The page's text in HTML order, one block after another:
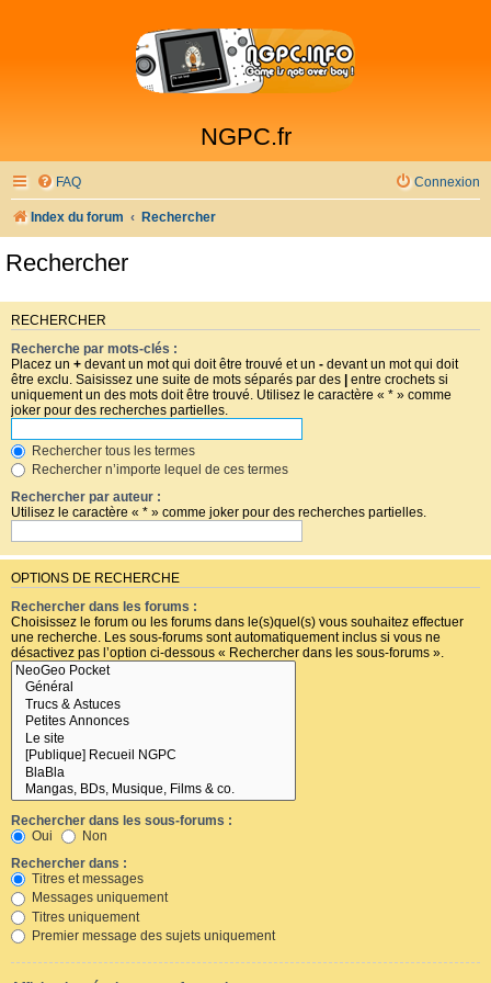
NGPC.fr
FAQ Connexion
Index du forum Rechercher
Rechercher
RECHERCHER
Recherche par mots-clés :
Placez un + devant un mot qui doit être trouvé et un - devant un mot qui doit
être exclu. Saisissez une suite de mots séparés par des | entre crochets si
uniquement un des mots doit être trouvé. Utilisez le caractère « * » comme
joker pour des recherches partielles.
Rechercher tous les termes
Rechercher n’importe lequel de ces termes
Rechercher par auteur :
Utilisez le caractère « * » comme joker pour des recherches partielles.
OPTIONS DE RECHERCHE
Rechercher dans les forums :
Choisissez le forum ou les forums dans le(s)quel(s) vous souhaitez effectuer
une recherche. Les sous-forums sont automatiquement inclus si vous ne
désactivez pas l’option ci-dessous « Rechercher dans les sous-forums ».
Rechercher dans les sous-forums :
Oui
Non
Rechercher dans :
Titres et messages
Messages uniquement
Titres uniquement
Premier message des sujets uniquement